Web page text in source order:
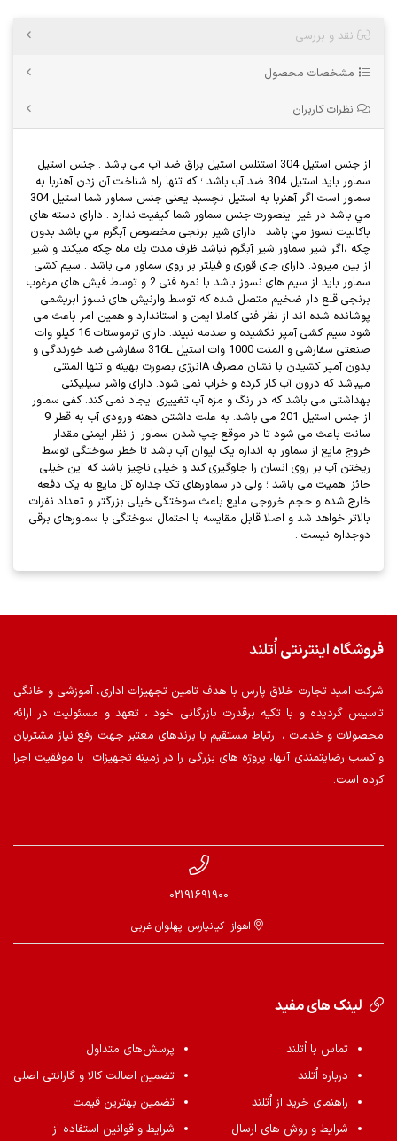
نقد و بررسی
مشخصات محصول
نظرات کاربران
از جنس استيل 304 استنلس استيل براق ضد آب می باشد . جنس استيل
سماور بايد استيل 304 ضد آب باشد ؛ كه تنها راه شناخت آن زدن آهنربا به
سماور است اگر آهنربا به استيل نچسبد يعنى جنس سماور شما استيل 304
مي باشد در غير اينصورت جنس سماور شما كيفيت ندارد . داراى دسته هاى
باكاليت نسوز مي باشد . داراى شير برنجى مخصوص آبگرم مي باشد بدون
چکه ،اگر شير سماور شير آبگرم نباشد ظرف مدت يك ماه چكه ميكند و شير
از بين ميرود. داراى جاى قورى و فيلتر بر روى سماور می باشد . سیم کشی
سماور باید از سیم های نسوز باشد با نمره فنی 2 و توسط فیش های مرغوب
برنجی قلع دار ضخیم متصل شده که توسط وارنیش های نسوز ابریشمی
پوشانده شده اند از نظر فنی کاملا ایمن و استاندارد و همین امر باعث می
شود سیم کشی آمپر نکشیده و صدمه نبیند. داراى ترموستات 16 کیلو وات
صنعتی سفارشی و المنت 1000 وات استيل 316L سفارشی ضد خورندگی و
بدون آمپر کشیدن با نشان مصرف Aانرژی بصورت بهینه و تنها المنتی
میباشد که درون آب کار کرده و خراب نمی شود. دارای واشر سیلیکنی
بهداشتی می باشد که در رنگ و مزه آب تغییری ایجاد نمی کند. کفی سماور
از جنس استیل 201 می باشد. به علت داشتن دهنه ورودی آب به قطر 9
سانت باعث می شود تا در موقع چپ شدن سماور از نظر ایمنی مقدار
خروج مایع از سماور به اندازه یک لیوان آب باشد تا خطر سوختگی توسط
ریختن آب بر روی انسان را جلوگیری کند و خیلی ناچیز باشد که این خیلی
حائز اهمیت می باشد ؛ ولی در سماورهای تک جداره کل مایع به یک دفعه
خارج شده و حجم خروجی مایع باعث سوختگی خیلی بزرگتر و تعداد نفرات
بالاتر خواهد شد و اصلا قابل مقایسه با احتمال سوختگی با سماورهای برقی
دوجداره نیست .
فروشگاه اینترنتی اُتلند
شرکت امید تجارت خلاق پارس با هدف تامین تجهیزات اداری، آموزشی و خانگی
تاسیس گردیده و با تکیه برقدرت بازرگانی خود ، تعهد و مسئولیت در ارائه
محصولات و خدمات ، ارتباط مستقیم با برندهای معتبر جهت رفع نیاز مشتریان
و کسب رضایتمندی آنها، پروژه های بزرگی را در زمینه تجهیزات با موفقیت اجرا
کرده است.
02191691900
اهواز- کیانپارس- پهلوان غربی
لینک های مفید
تماس با اُتلند
درباره اُتلند
راهنمای خرید از اُتلند
شرایط و روش های ارسال
پرسش‌های متداول
تضمین اصالت کالا و گارانتی اصلی
تضمین بهترین قیمت
شرایط و قوانین استفاده از